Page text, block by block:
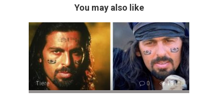
You may also like
Tiere 0 191